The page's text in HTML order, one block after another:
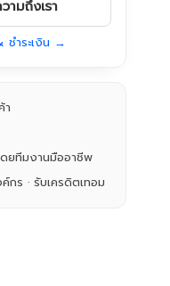
มถึงเรา
ชำระเงิน →
า
ยทีมงานมืออาชีพ
ร · รับเครดิตเทอม